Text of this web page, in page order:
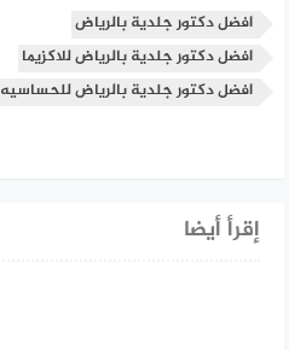
افضل دكتور جلدية بالرياض
افضل دكتور جلدية بالرياض للاكزيما
افضل دكتور جلدية بالرياض للحساسيه
إقرأ أيضا